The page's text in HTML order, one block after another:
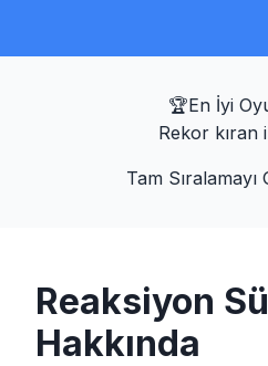
Sözel Bellek
Sıra Belleği
Renk Körlüğü
🏆En İyi
Rekor kıran
Tam
Reaksiyon
Hakkında